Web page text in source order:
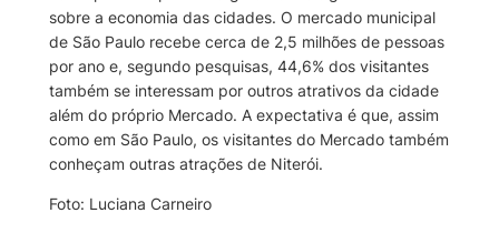
sobre a economia das cidades. O mercado municipal
de São Paulo recebe cerca de 2,5 milhões de pessoas
por ano e, segundo pesquisas, 44,6% dos visitantes
também se interessam por outros atrativos da cidade
além do próprio Mercado. A expectativa é que, assim
como em São Paulo, os visitantes do Mercado também
conheçam outras atrações de Niterói.
Foto: Luciana Carneiro